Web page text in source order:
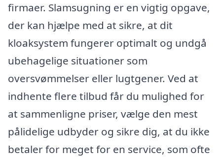
firmaer. Slamsugning er en vigtig opgave,
der kan hjælpe med at sikre, at dit
kloaksystem fungerer optimalt og undgå
ubehagelige situationer som
oversvømmelser eller lugtgener. Ved at
indhente flere tilbud får du mulighed for
at sammenligne priser, vælge den mest
pålidelige udbyder og sikre dig, at du ikke
betaler for meget for en service, som ofte